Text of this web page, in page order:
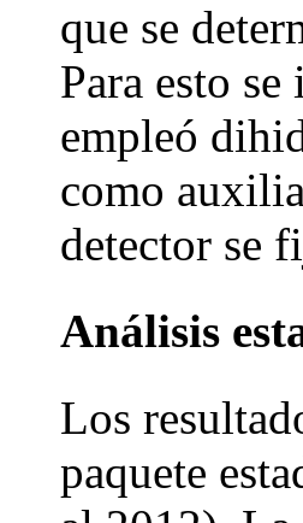
que se
Para esto
empleó
como
detector se
Análisis
Los
paquete